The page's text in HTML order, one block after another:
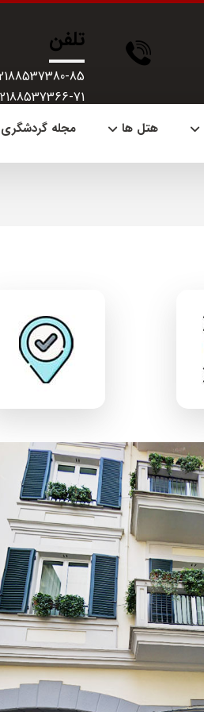
تلفن
85
71
هتل ها مجله گردشگری